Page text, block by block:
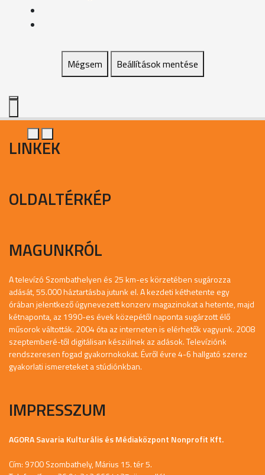
Mégsem Beállítások mentése
LINKEK
OLDALTÉRKÉP
MAGUNKRÓL
A televízó Szombathelyen és 25 km-es körzetében sugározza
adását, 55.000 háztartásba jutunk el. A kezdeti kéthetente egy
órában jelentkező úgynevezett konzerv magazinokat a hetente, majd
kétnaponta, az 1990-es évek közepétől naponta sugárzott élő
műsorok váltották. 2004 óta az interneten is elérhetők vagyunk. 2008
szeptemberé-től digitálisan készülnek az adások. Televíziónk
rendszeresen fogad gyakornokokat. Évről évre 4-6 hallgató szerez
gyakorlati ismereteket a stúdiónkban.
IMPRESSZUM
AGORA Savaria Kulturális és Médiaközpont Nonprofit Kft.
Cím: 9700 Szombathely, Márius 15. tér 5.